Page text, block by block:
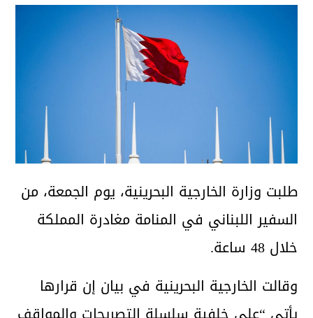
طلبت وزارة الخارجية البحرينية، يوم الجمعة، من
السفير اللبناني في المنامة مغادرة المملكة
خلال 48 ساعة.
وقالت الخارجية البحرينية في بيان إن قرارها